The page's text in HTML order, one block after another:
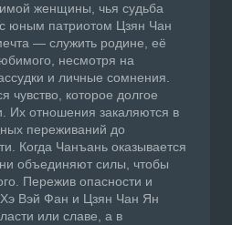
женщины, чья судьба
юным патриотом Цзян Чан
— служить родине, её
несмотря на
и личные сомнения.
чувство, которое долгое
Их отношения закаляются в
переживаний до
Когда Чанъань оказывается
объединяют силы, чтобы
Пережив опасности и
Вэй Фан и Цзян Чан Ян
или славе, а в